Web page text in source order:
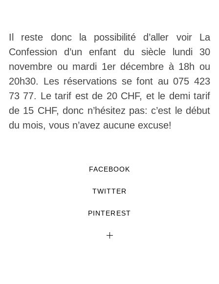
Il reste donc la possibilité d’aller voir La
Confession d’un enfant du siècle lundi 30
novembre ou mardi 1er décembre à 18h ou
20h30. Les réservations se font au 075 423
73 77. Le tarif est de 20 CHF, et le demi tarif
de 15 CHF, donc n’hésitez pas: c’est le début
du mois, vous n’avez aucune excuse!
FACEBOOK
TWITTER
PINTEREST